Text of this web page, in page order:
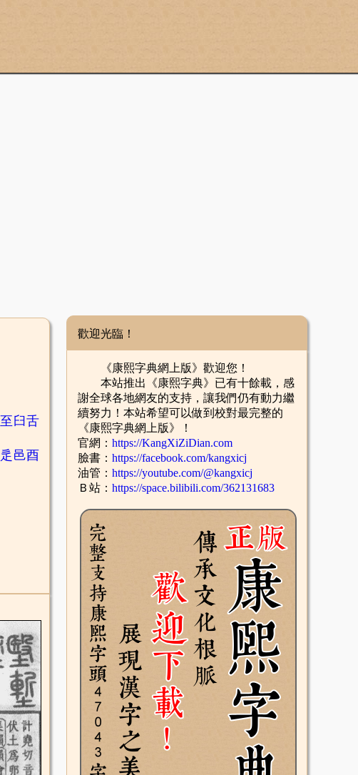
至 臼舌
辵 邑酉
歡迎光臨！
《康熙字典網上版》歡迎您！
本站推出《康熙字典》已有十餘載，感
謝全球各地網友的支持，讓我們仍有動力繼
續努力！本站希望可以做到校對最完整的
《康熙字典網上版》！
官網： https://KangXiZiDian.com
臉書： https://facebook.com/kangxicj
油管： https://youtube.com/@kangxicj
Ｂ站： https://space.bilibili.com/362131683